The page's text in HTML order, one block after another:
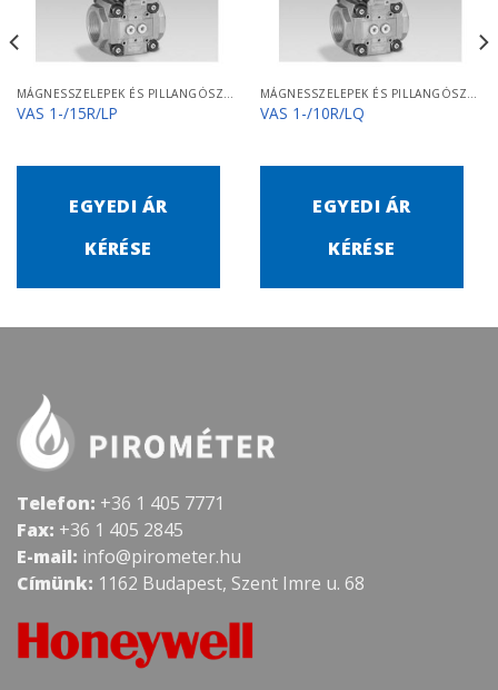
MÁGNESSZELEPEK ÉS PILLANGÓSZELEPEK
VAS 1-/15R/LP
EGYEDI ÁR
KÉRÉSE
MÁGNESSZELEPEK ÉS PILLANGÓSZELEPEK
VAS 1-/10R/LQ
EGYEDI ÁR
KÉRÉSE
Telefon: +36 1 405 7771
Fax: +36 1 405 2845
E-mail: info@pirometer.hu
Címünk: 1162 Budapest, Szent Imre u. 68